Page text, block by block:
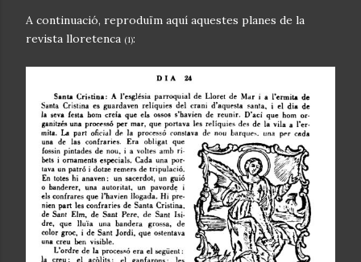
A continuació, reproduïm aquí aquestes planes de la
revista lloretenca (1):